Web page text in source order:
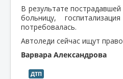
В результате
больницу,
потребовалась.
Автоледи сейчас ищут
Варвара Александрова
ДТП